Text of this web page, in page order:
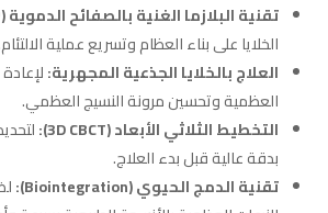
تقنية البلازما الغنية بالصفائح الدموية (
الخلايا على بناء العظام وتسريع عملية
العلاج بالخلايا الجذعية المجهرية:
العظمية وتحسين مرونة النسيج العظمي.
التخطيط الثلاثي الأبعاد (3D CBCT):
بدقة عالية قبل بدء العلاج.
تقنية الدمج الحيوي (Biointegration):